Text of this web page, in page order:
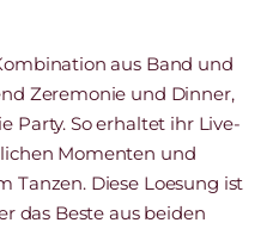
aus Band und
Zeremonie und Dinner,
Party. So erhaltet ihr Live-
Momenten und
Tanzen. Diese Loesung ist
das Beste aus beiden